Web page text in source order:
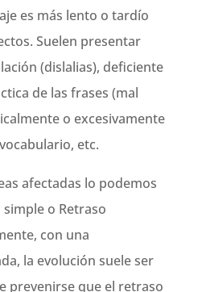
es más lento o tardío
Suelen presentar
(dislalias), deficiente
de las frases (mal
o excesivamente
etc.
afectadas lo podemos
o Retraso
con una
la evolución suele ser
prevenirse que el retraso